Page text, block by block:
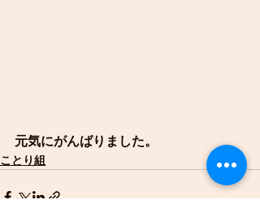
元気にがんばりました。
ことり組